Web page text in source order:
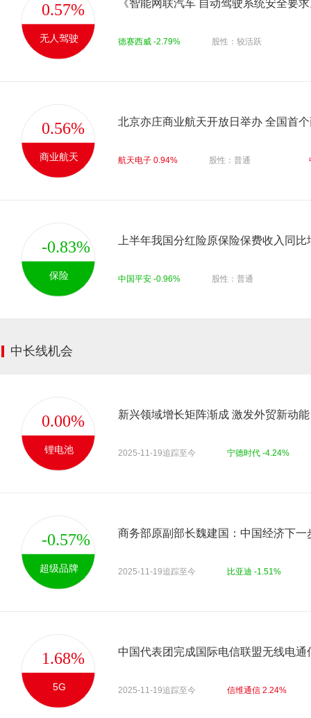
0.57%
无人驾驶 德赛西威 -2.79% 股性：较活跃
0.56%
商业航天 航天电子 0.94% 股性：普通
-0.83%
保险
上半年我国分红险原保险保费收入同比
中国平安 -0.96% 股性：普通
中长线机会
0.00%
锂电池
新兴领域增长矩阵渐成 激发外贸新动能
2025-11-19追踪至今 宁德时代 -4.24%
-0.57%
超级品牌 2025-11-19追踪至今 比亚迪 -1.51%
1.68%
5G 2025-11-19追踪至今 信维通信 2.24%